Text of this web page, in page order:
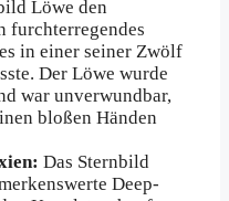
Löwe den
furchterregendes
in einer seiner Zwölf
Der Löwe wurde
war unverwundbar,
bloßen Händen
Das Sternbild
Deep-